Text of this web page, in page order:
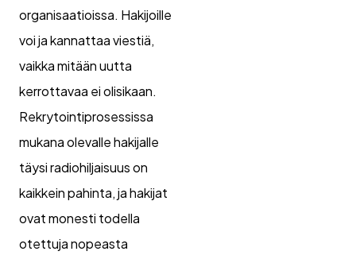
organisaatioissa. Hakijoille
voi ja kannattaa viestiä,
vaikka mitään uutta
kerrottavaa ei olisikaan.
Rekrytointiprosessissa
mukana olevalle hakijalle
täysi radiohiljaisuus on
kaikkein pahinta, ja hakijat
ovat monesti todella
otettuja nopeasta